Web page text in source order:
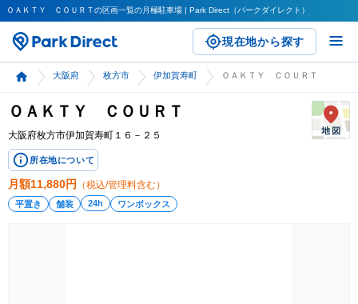
ＯＡＫＴＹ ＣＯＵＲＴの区画一覧の月極駐車場 | Park Direct（パークダイレクト）
現在地から探す
大阪府 枚方市 伊加賀寿町 ＯＡＫＴＹ ＣＯＵＲＴ
ＯＡＫＴＹ ＣＯＵＲＴ
大阪府枚方市伊加賀寿町１６－２５
所在地について
月額11,880円 （税込/管理料含む）
平置き 舗装 24h ワンボックス